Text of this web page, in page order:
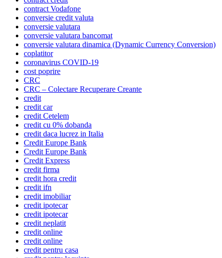
contract Vodafone
conversie credit valuta
conversie valutara
conversie valutara bancomat
conversie valutara dinamica (Dynamic Currency Conversion)
coplatitor
coronavirus COVID-19
cost poprire
CRC
CRC – Colectare Recuperare Creante
credit
credit car
credit Cetelem
credit cu 0% dobanda
credit daca lucrez in Italia
Credit Europe Bank
Credit Europe Bank
Credit Express
credit firma
credit hora credit
credit ifn
credit imobiliar
credit ipotecar
credit ipotecar
credit neplatit
credit online
credit online
credit pentru casa